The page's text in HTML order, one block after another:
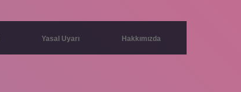
Yasal Uyarı Hakkımızda